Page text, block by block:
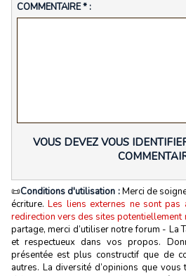
COMMENTAIRE * :
VOUS DEVEZ VOUS
📜Conditions d'utilisation :Merci de
écriture.Les liens externes ne sont pas
redirection vers des sites potentiellement
partage, merci d’utiliser notre forum - La
et respectueux dans vos propos.
présentée est plus constructif que de
autres. La diversité d’opinions que